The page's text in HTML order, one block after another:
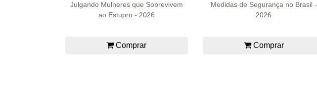
Julgando Mulheres que Sobrevivem
ao Estupro - 2026
Comprar
Medidas de Segurança no Brasil -
2026
Comprar